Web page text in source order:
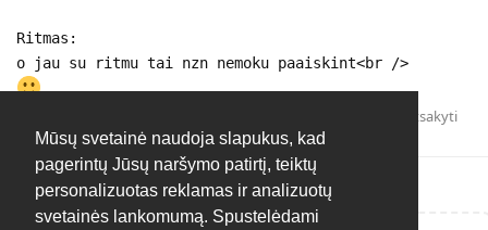
Mūsų svetainė naudoja slapukus, kad
pagerintų Jūsų naršymo patirtį, teiktų
personalizuotas reklamas ir analizuotų
svetainės lankomumą. Spustelėdami
Ritmas:
o jau su ritmu tai nzn nemoku paaiskint<br />
Atsakyti